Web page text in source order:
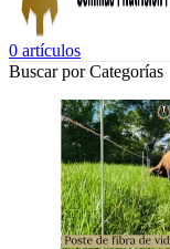
0 artículos
Buscar por Categorías